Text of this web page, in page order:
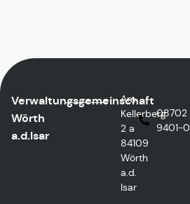
Verwaltungsgemeinschaft
Wörth
a.d.Isar
Am
Kellerberg
2 a
84109
Wörth
a.d.
Isar
08702
9401-0